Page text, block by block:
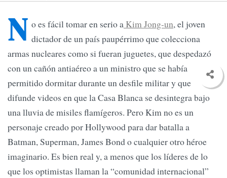
N o es fácil tomar en serio a Kim Jong-un, el joven
dictador de un país paupérrimo que colecciona
armas nucleares como si fueran juguetes, que despedazó
con un cañón antiaéreo a un ministro que se había
permitido dormitar durante un desfile militar y que
difunde videos en que la Casa Blanca se desintegra bajo
una lluvia de misiles flamígeros. Pero Kim no es un
personaje creado por Hollywood para dar batalla a
Batman, Superman, James Bond o cualquier otro héroe
imaginario. Es bien real y, a menos que los líderes de lo
que los optimistas llaman la “comunidad internacional”